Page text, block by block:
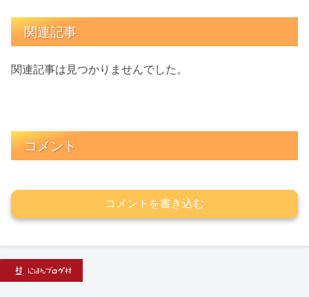
関連記事
関連記事は見つかりませんでした。
コメント
コメントを書き込む